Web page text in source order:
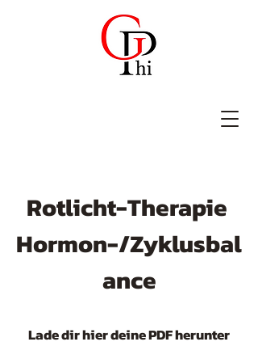
Rotlicht-Therapie
Hormon-/Zyklusbal
ance
Lade dir hier deine PDF herunter